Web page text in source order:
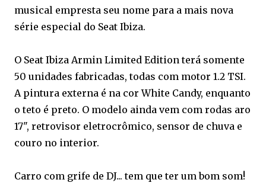
musical empresta seu nome para a mais nova
série especial do Seat Ibiza.
O Seat Ibiza Armin Limited Edition terá somente
50 unidades fabricadas, todas com motor 1.2 TSI.
A pintura externa é na cor White Candy, enquanto
o teto é preto. O modelo ainda vem com rodas aro
17", retrovisor eletrocrômico, sensor de chuva e
couro no interior.
Carro com grife de DJ... tem que ter um bom som!